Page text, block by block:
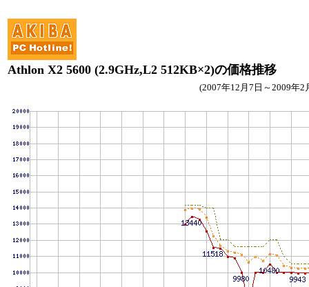
Athlon X2 5600 (2.9GHz,L2 512KB×2)の価格推移
(2007年12月7日～2009年2